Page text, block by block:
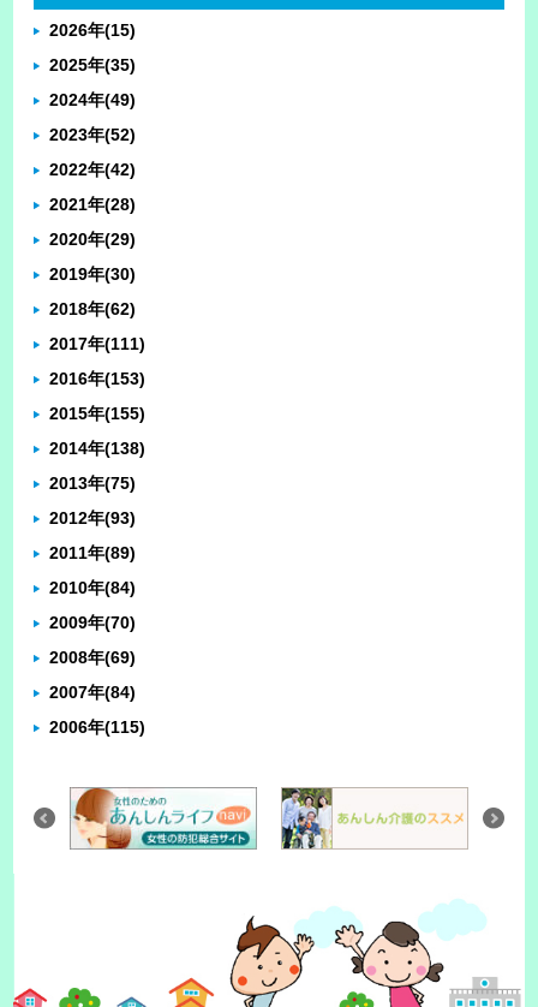
2026年(15)
2025年(35)
2024年(49)
2023年(52)
2022年(42)
2021年(28)
2020年(29)
2019年(30)
2018年(62)
2017年(111)
2016年(153)
2015年(155)
2014年(138)
2013年(75)
2012年(93)
2011年(89)
2010年(84)
2009年(70)
2008年(69)
2007年(84)
2006年(115)